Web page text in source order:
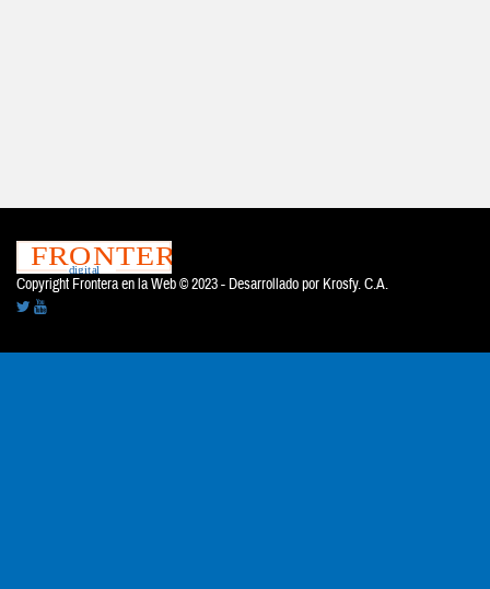
Copyright Frontera en la Web © 2023 - Desarrollado por Krosfy. C.A.